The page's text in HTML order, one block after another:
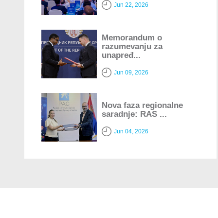
Jun 22, 2026
Memorandum o
razumevanju za
unapređ...
Jun 09, 2026
Nova faza regionalne
saradnje: RAS ...
Jun 04, 2026